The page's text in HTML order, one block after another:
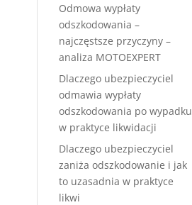
Odmowa wypłaty
odszkodowania –
najczęstsze przyczyny –
analiza MOTOEXPERT
Dlaczego ubezpieczyciel
odmawia wypłaty
odszkodowania po wypadku
w praktyce likwidacji
Dlaczego ubezpieczyciel
zaniża odszkodowanie i jak
to uzasadnia w praktyce
likwi